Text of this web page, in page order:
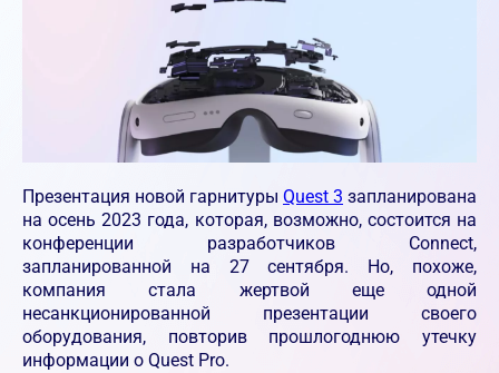
Презентация новой гарнитуры Quest 3 запланирована
на осень 2023 года, которая, возможно, состоится на
конференции разработчиков Connect,
запланированной на 27 сентября. Но, похоже,
компания стала жертвой еще одной
несанкционированной презентации своего
оборудования, повторив прошлогоднюю утечку
информации о Quest Pro.